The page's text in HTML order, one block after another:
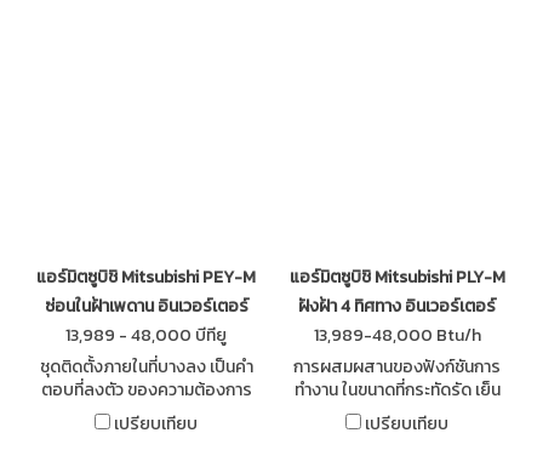
แอร์มิตซูบิชิ Mitsubishi PEY-M
ซ่อนในฝ้าเพดาน อินเวอร์เตอร์
13,989 - 48,000 บีทียู
ชุดติดตั้งภายในที่บางลง เป็นคำ
ตอบที่ลงตัว ของความต้องการ
เครื่องปรับอากาศ สำหรับอาคาร
ที่มีพื้นที่การติดตั้งจำกัด ประหยัด
เปรียบเทียบ
แอร์มิตซูบิชิ Mitsubishi PLY-M
ฝังฝ้า 4 ทิศทาง อินเวอร์เตอร์
13,989-48,000 Btu/h
การผสมผสานของฟังก์ชันการ
ทำงาน ในขนาดที่กระทัดรัด เย็น
สบาย ทำงานเงียบสนิท ระบบอิน
เวอร์เตอร์ R32 ดีไซน์สุดเท่ ด้วย
เปรียบเทียบ